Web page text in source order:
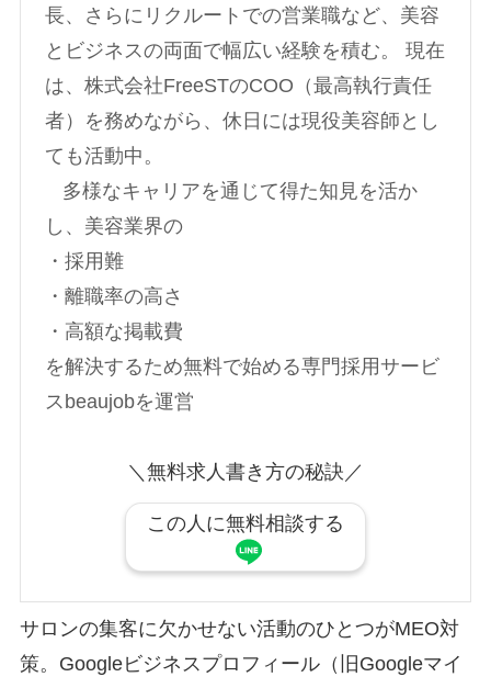
長、さらにリクルートでの営業職など、美容
とビジネスの両面で幅広い経験を積む。 現在
は、株式会社FreeSTのCOO（最高執行責任
者）を務めながら、休日には現役美容師とし
ても活動中。
多様なキャリアを通じて得た知見を活か
し、美容業界の
・採用難
・離職率の高さ
・高額な掲載費
を解決するため無料で始める専門採用サービ
スbeaujobを運営
＼無料求人書き方の秘訣／
この人に無料相談する
サロンの集客に欠かせない活動のひとつがMEO対
策。Googleビジネスプロフィール（旧Googleマイ